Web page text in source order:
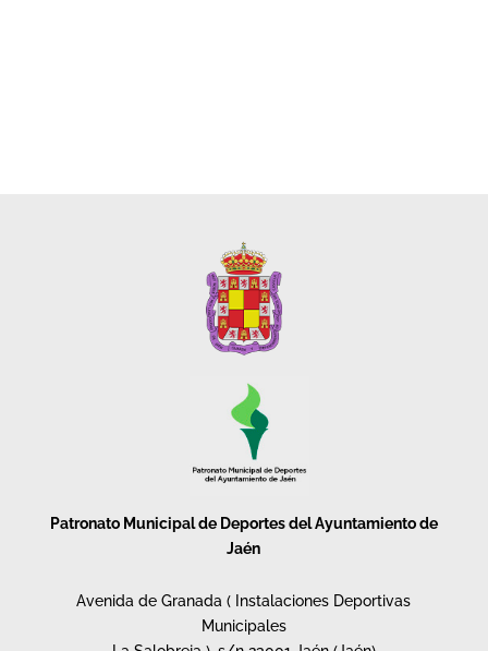
Patronato Municipal de Deportes del Ayuntamiento de
Jaén
Avenida de Granada ( Instalaciones Deportivas
Municipales